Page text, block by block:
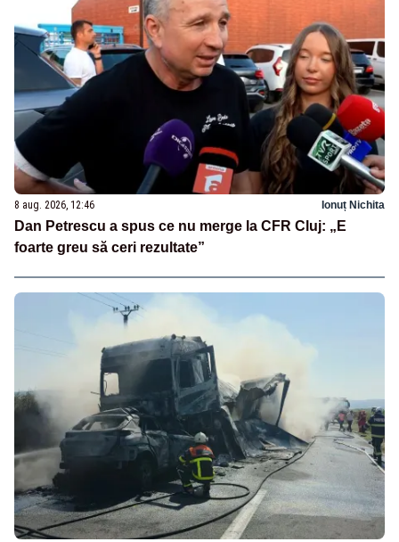
8 aug. 2026, 12:46 Ionuț Nichita
Dan Petrescu a spus ce nu merge la CFR Cluj: „E
foarte greu să ceri rezultate”